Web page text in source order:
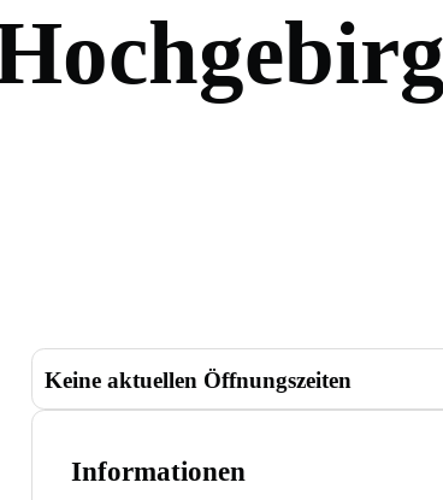
ochgebirg
Keine aktuellen Öffnungszeiten
Informationen